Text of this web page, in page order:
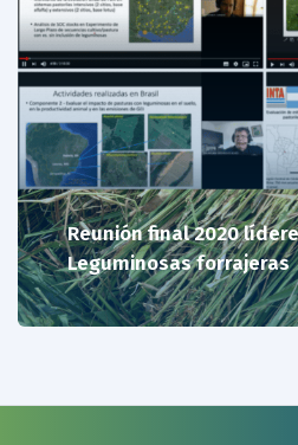
Reunión final 2020
Leguminosas forrajeras